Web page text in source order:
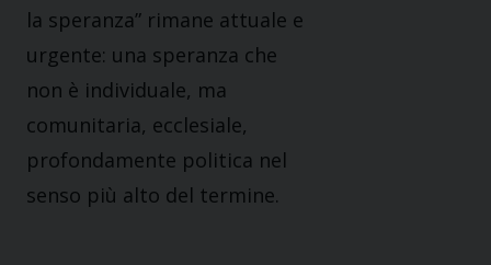
la speranza” rimane attuale e
urgente: una speranza che
non è individuale, ma
comunitaria, ecclesiale,
profondamente politica nel
senso più alto del termine.